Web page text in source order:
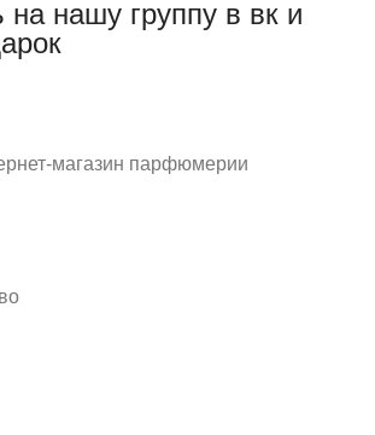
нашу группу в вк и
магазин парфюмерии